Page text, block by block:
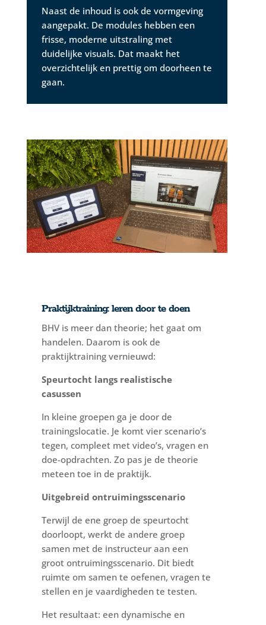
Naast de inhoud is ook de vormgeving
aangepakt. De modules hebben een
frisse, moderne uitstraling met
duidelijke visuals. Dat maakt het
overzichtelijk en prettig om doorheen te
gaan.
Praktijktraining: leren door te doen
BHV is meer dan theorie; het gaat om
handelen. Daarom is ook de
praktijktraining vernieuwd:
Speurtocht langs realistische
casussen
In kleine groepen ga je door de
trainingslocatie. Je komt vier scenario’s
tegen, compleet met video’s, vragen en
doe-opdrachten. Zo pas je de theorie
meteen toe in de praktijk.
Uitgebreid ontruimingsscenario
Terwijl de ene groep de speurtocht
doorloopt, werkt de andere groep
samen met de instructeur aan een
groot ontruimingsscenario. Dit biedt
ruimte om samen te oefenen, vragen te
stellen en je vaardigheden te testen.
Het resultaat: een dynamische en